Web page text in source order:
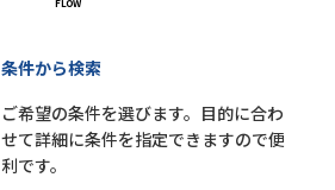
条件から検索
ご希望の条件を選びます。目的に合わ
せて詳細に条件を指定できますので便
利です。